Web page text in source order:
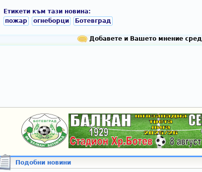
Етикети към тази новина:
пожар
огнеборци Ботевград
Добавете и Вашето мнение сред
Подобни новини